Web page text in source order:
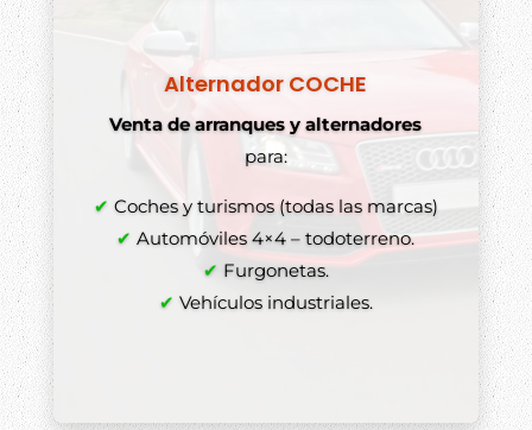
Alternador COCHE
Venta de arranques y alternadores
para:
✔ Coches y turismos (todas las marcas)
✔ Automóviles 4×4 – todoterreno.
✔ Furgonetas.
✔ Vehículos industriales.